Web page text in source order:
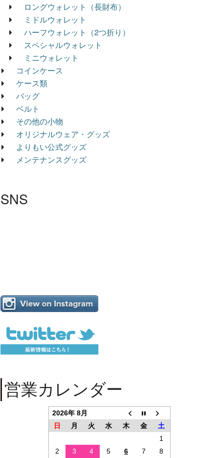
ロングウォレット（長財布）
ミドルウォレット
ハーフウォレット（2つ折り）
スペシャルウォレット
ミニウォレット
コインケース
ケース類
バッグ
ベルト
その他の小物
オリジナルウェア・グッズ
よりもい公式グッズ
メンテナンスグッズ
SNS
営業カレンダー
2026年 8月
日
月 火 水 木 金
土
1
2
3 4 5 6 7 8